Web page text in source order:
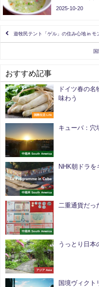
2025-10-20
遊牧民テント「ゲル」の住み心地 in モ
おすすめ記事
国際生活 Life
ドイツ春の
味わう
中南米 South America
キューバ：穴
中南米 South America
NHK朝ドラを
中南米 South America
二重通貨だ
アジア Asia
うっとり日本
国境ヴィクト